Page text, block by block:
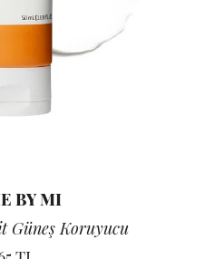
BY MI
Güneş Koruyucu